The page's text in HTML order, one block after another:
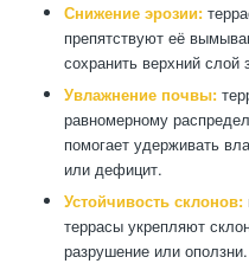
Снижение эрозии:
препятствуют её
сохранить верхний слой
Увлажнение почвы:
равномерному
помогает удерживать
или дефицит.
Устойчивость склонов:
террасы укрепляют
разрушение или оползни.